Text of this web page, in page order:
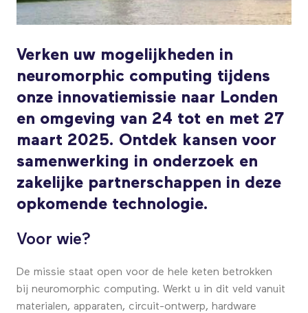
Verken uw mogelijkheden in
neuromorphic computing tijdens
onze innovatiemissie naar Londen
en omgeving van 24 tot en met 27
maart 2025. Ontdek kansen voor
samenwerking in onderzoek en
zakelijke partnerschappen in deze
opkomende technologie.
Voor wie?
De missie staat open voor de hele keten betrokken
bij neuromorphic computing. Werkt u in dit veld vanuit
materialen, apparaten, circuit-ontwerp, hardware